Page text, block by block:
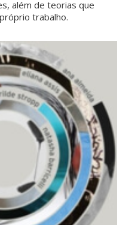
além de teorias que
trabalho.